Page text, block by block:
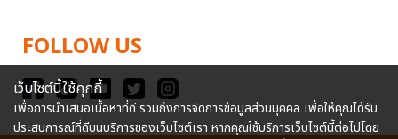
FOLLOW US
เว็บไซต์นี้ใช้คุกกี้
เพื่อการนำเสนอเนื้อหาที่ดี รวมถึงการจัดการข้อมูลส่วนบุคคล เพื่อให้คุณได้รับ
ประสบการณ์ที่ดีบนบริการของเว็บไซต์เรา หากคุณใช้บริการเว็บไซต์นี้ต่อไปโดย